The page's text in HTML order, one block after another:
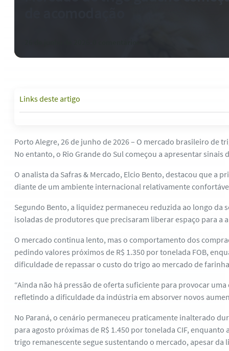
Links deste artigo
Porto Alegre, 26 de junho de 2026 – O mercado brasileiro de
No entanto, o Rio Grande do Sul começou a apresentar sinais
O analista da Safras & Mercado, Elcio Bento, destacou que a
diante de um ambiente internacional relativamente
Segundo Bento, a liquidez permaneceu reduzida ao longo
isoladas de produtores que precisaram liberar espaço para a
O mercado continua lento, mas o comportamento dos
pedindo valores próximos de R$ 1.350 por tonelada FOB,
dificuldade de repassar o custo do trigo ao mercado de
“Ainda não há pressão de oferta suficiente para provocar
refletindo a dificuldade da indústria em absorver novos
No Paraná, o cenário permaneceu praticamente inalterado
para agosto próximas de R$ 1.450 por tonelada CIF,
trigo remanescente segue sustentando o mercado, apesar